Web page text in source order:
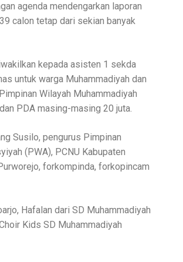
agenda mendengarkan laporan
calon tetap dari sekian banyak
kepada asisten 1 sekda
untuk warga Muhammadiyah dan
Wilayah Muhammadiyah
PDA masing-masing 20 juta.
Susilo, pengurus Pimpinan
(PWA), PCNU Kabupaten
forkompinda, forkopincam
Hafalan dari SD Muhammadiyah
Kids SD Muhammadiyah